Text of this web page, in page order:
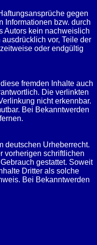
gegen
Informationen bzw. durch
Autors kein nachweislich
vor, Teile der
oder endgültig
fremden Inhalte auch
Die verlinkten
nicht erkennbar.
Bei Bekanntwerden
deutschen Urheberrecht.
vorherigen schriftlichen
gestattet. Soweit
Dritter als solche
Bei Bekanntwerden